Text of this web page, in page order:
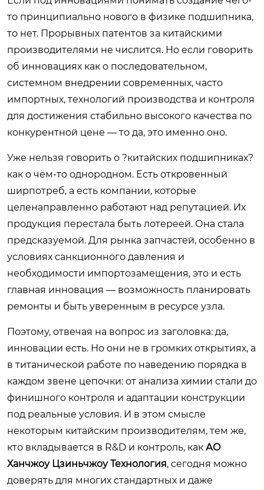
то принципиально нового в физике подшипника,
то нет. Прорывных патентов за китайскими
производителями не числится. Но если говорить
об инновациях как о последовательном,
системном внедрении современных, часто
импортных, технологий производства и контроля
для достижения стабильно высокого качества по
конкурентной цене — то да, это именно оно.
Уже нельзя говорить о ?китайских подшипниках?
как о чём-то однородном. Есть откровенный
ширпотреб, а есть компании, которые
целенаправленно работают над репутацией. Их
продукция перестала быть лотереей. Она стала
предсказуемой. Для рынка запчастей, особенно в
условиях санкционного давления и
необходимости импортозамещения, это и есть
главная инновация — возможность планировать
ремонты и быть уверенным в ресурсе узла.
Поэтому, отвечая на вопрос из заголовка: да,
инновации есть. Но они не в громких открытиях, а
в титанической работе по наведению порядка в
каждом звене цепочки: от анализа химии стали до
финишного контроля и адаптации конструкции
под реальные условия. И в этом смысле
некоторым китайским производителям, тем же,
кто вкладывается в R&D и контроль, как АО
Ханчжоу Цзиньчжоу Технология, сегодня можно
доверять для многих стандартных и даже